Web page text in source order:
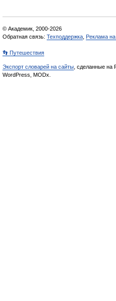
© Академик, 2000-2026
Обратная связь: Техподдержка Реклама
👣 Путешествия
Экспорт словарей на сайты , сделанные на
WordPress, MODx.